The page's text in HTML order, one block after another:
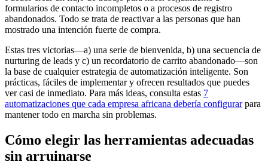
formularios de contacto incompletos o a procesos de registro
abandonados. Todo se trata de reactivar a las personas que han
mostrado una intención fuerte de compra.
Estas tres victorias—a) una serie de bienvenida, b) una secuencia de
nurturing de leads y c) un recordatorio de carrito abandonado—son
la base de cualquier estrategia de automatización inteligente. Son
prácticas, fáciles de implementar y ofrecen resultados que puedes
ver casi de inmediato. Para más ideas, consulta estas 7
automatizaciones que cada empresa africana debería configurarpara
mantener todo en marcha sin problemas.
Cómo elegir las herramientas adecuadas
sin arruinarse